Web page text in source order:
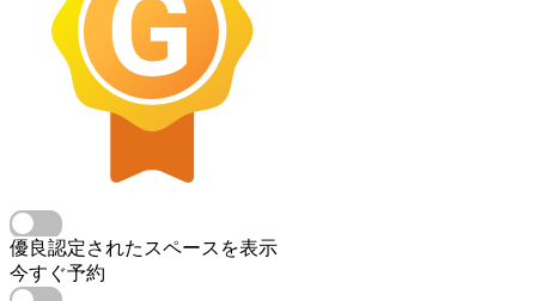
優良認定されたスペースを表示
今すぐ予約